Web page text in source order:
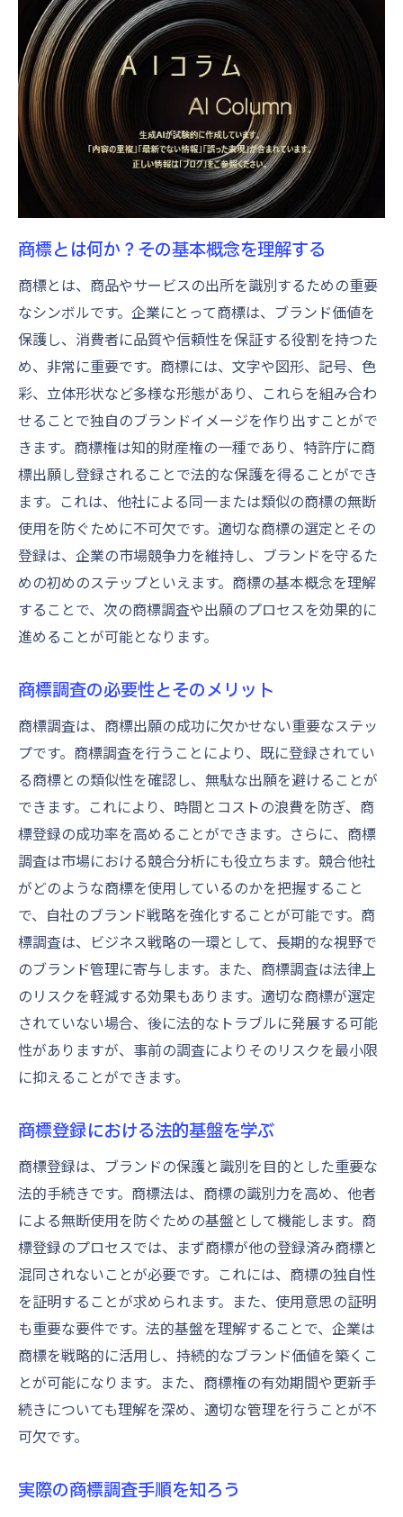
商標調査のタイミングと重要性
専門家の視点を活かした商標調査
商標登録における法的な注意点
商標ポートフォリオの戦略的構築
商標調査がビジネス成功の鍵を握る理由
ブランド保護の重要性と商標の役割
商標活用による市場競争力の強化
商標調査で見つかるビジネスチャンス
商標戦略と事業成長の関連性
商標の信頼性がもたらす顧客の信頼
商標調査によるリスク軽減の効果
競合を避ける商標調査の具体的手法
商標データベースの効果的な利用方法
同一・類似商標の特定技術
商標検索ツールの活用法
商標調査における最新テクノロジー
商標調査結果の分析と判断基準
商標登録の成功率を高める最新トレンド
AIを活用した商標登録の新手法
グローバル市場での商標調査の重要性
商標調査における法改正の影響
オンラインプラットフォームを活用した商
標調査
エコ商標とその重要性
専門家による商標調査の重要性とその活用法
商標専門家と一般調査の違い
商標調査を成功に導く専門家の役割
商標調査報告書の活用法
専門家の見解を活かした商標戦略
コンサルタントによる商標リスクマネジメ
ント
専門家ネットワークの形成とその意義
商標調査で企業価値を最大化する方法
商標調査によるブランド価値の向上
商標戦略が企業文化に与える影響
商標ライセンス契約の活用と注意点
商標調査結果を基にした市場戦略立案
商標を活用した新規市場開拓の方法
商標登録の新常識と市場動向を探る
商標法の最近の改正点とその影響
新興市場における商標登録の重要性
デジタル化時代の商標登録戦略
商標調査における消費者動向の分析
商標とは何か？その基本概念を理解する
商標とは、商品やサービスの出所を識別するための重要
なシンボルです。企業にとって商標は、ブランド価値を
保護し、消費者に品質や信頼性を保証する役割を持つた
め、非常に重要です。商標には、文字や図形、記号、色
彩、立体形状など多様な形態があり、これらを組み合わ
せることで独自のブランドイメージを作り出すことがで
きます。商標権は知的財産権の一種であり、特許庁に商
標出願し登録されることで法的な保護を得ることができ
ます。これは、他社による同一または類似の商標の無断
使用を防ぐために不可欠です。適切な商標の選定とその
登録は、企業の市場競争力を維持し、ブランドを守るた
めの初めのステップといえます。商標の基本概念を理解
することで、次の商標調査や出願のプロセスを効果的に
進めることが可能となります。
商標調査の必要性とそのメリット
商標調査は、商標出願の成功に欠かせない重要なステッ
プです。商標調査を行うことにより、既に登録されてい
る商標との類似性を確認し、無駄な出願を避けることが
できます。これにより、時間とコストの浪費を防ぎ、商
標登録の成功率を高めることができます。さらに、商標
調査は市場における競合分析にも役立ちます。競合他社
がどのような商標を使用しているのかを把握すること
で、自社のブランド戦略を強化することが可能です。商
標調査は、ビジネス戦略の一環として、長期的な視野で
のブランド管理に寄与します。また、商標調査は法律上
のリスクを軽減する効果もあります。適切な商標が選定
されていない場合、後に法的なトラブルに発展する可能
性がありますが、事前の調査によりそのリスクを最小限
に抑えることができます。
商標登録における法的基盤を学ぶ
商標登録は、ブランドの保護と識別を目的とした重要な
法的手続きです。商標法は、商標の識別力を高め、他者
による無断使用を防ぐための基盤として機能します。商
標登録のプロセスでは、まず商標が他の登録済み商標と
混同されないことが必要です。これには、商標の独自性
を証明することが求められます。また、使用意思の証明
も重要な要件です。法的基盤を理解することで、企業は
商標を戦略的に活用し、持続的なブランド価値を築くこ
とが可能になります。また、商標権の有効期間や更新手
続きについても理解を深め、適切な管理を行うことが不
可欠です。
実際の商標調査手順を知ろう